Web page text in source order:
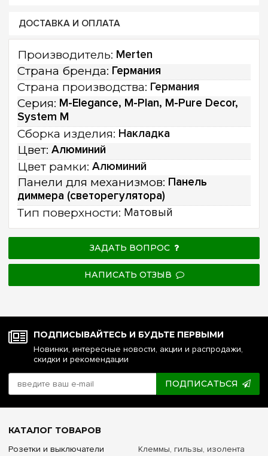
ДОСТАВКА И ОПЛАТА
Производитель: Merten
Страна бренда: Германия
Страна производства: Германия
Серия: M-Elegance, M-Plan, M-Pure Decor,
System M
Сборка изделия: Накладка
Цвет: Алюминий
Цвет рамки: Алюминий
Панели для механизмов: Панель
диммера (светорегулятора)
Тип поверхности: Матовый
ЗАДАТЬ ВОПРОС
НАПИСАТЬ ОТЗЫВ
ПОДПИСЫВАЙТЕСЬ И БУДЬТЕ ПЕРВЫМИ
Новинки, интересные новости, акции и распродажи,
скидки и рекомендации
ПОДПИСАТЬСЯ
КАТАЛОГ ТОВАРОВ
Розетки и выключатели
Клеммы, гильзы, изолента